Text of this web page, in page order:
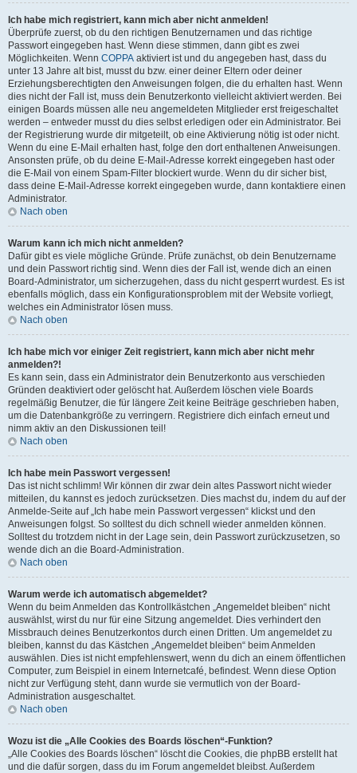
Ich habe mich registriert, kann mich aber nicht anmelden!
Überprüfe zuerst, ob du den richtigen Benutzernamen und das richtige
Passwort eingegeben hast. Wenn diese stimmen, dann gibt es zwei
Möglichkeiten. Wenn COPPA aktiviert ist und du angegeben hast, dass du
unter 13 Jahre alt bist, musst du bzw. einer deiner Eltern oder deiner
Erziehungsberechtigten den Anweisungen folgen, die du erhalten hast. Wenn
dies nicht der Fall ist, muss dein Benutzerkonto vielleicht aktiviert werden. Bei
einigen Boards müssen alle neu angemeldeten Mitglieder erst freigeschaltet
werden – entweder musst du dies selbst erledigen oder ein Administrator. Bei
der Registrierung wurde dir mitgeteilt, ob eine Aktivierung nötig ist oder nicht.
Wenn du eine E-Mail erhalten hast, folge den dort enthaltenen Anweisungen.
Ansonsten prüfe, ob du deine E-Mail-Adresse korrekt eingegeben hast oder
die E-Mail von einem Spam-Filter blockiert wurde. Wenn du dir sicher bist,
dass deine E-Mail-Adresse korrekt eingegeben wurde, dann kontaktiere einen
Administrator.
Nach oben
Warum kann ich mich nicht anmelden?
Dafür gibt es viele mögliche Gründe. Prüfe zunächst, ob dein Benutzername
und dein Passwort richtig sind. Wenn dies der Fall ist, wende dich an einen
Board-Administrator, um sicherzugehen, dass du nicht gesperrt wurdest. Es ist
ebenfalls möglich, dass ein Konfigurationsproblem mit der Website vorliegt,
welches ein Administrator lösen muss.
Nach oben
Ich habe mich vor einiger Zeit registriert, kann mich aber nicht mehr
anmelden?!
Es kann sein, dass ein Administrator dein Benutzerkonto aus verschieden
Gründen deaktiviert oder gelöscht hat. Außerdem löschen viele Boards
regelmäßig Benutzer, die für längere Zeit keine Beiträge geschrieben haben,
um die Datenbankgröße zu verringern. Registriere dich einfach erneut und
nimm aktiv an den Diskussionen teil!
Nach oben
Ich habe mein Passwort vergessen!
Das ist nicht schlimm! Wir können dir zwar dein altes Passwort nicht wieder
mitteilen, du kannst es jedoch zurücksetzen. Dies machst du, indem du auf der
Anmelde-Seite auf „Ich habe mein Passwort vergessen“ klickst und den
Anweisungen folgst. So solltest du dich schnell wieder anmelden können.
Solltest du trotzdem nicht in der Lage sein, dein Passwort zurückzusetzen, so
wende dich an die Board-Administration.
Nach oben
Warum werde ich automatisch abgemeldet?
Wenn du beim Anmelden das Kontrollkästchen „Angemeldet bleiben“ nicht
auswählst, wirst du nur für eine Sitzung angemeldet. Dies verhindert den
Missbrauch deines Benutzerkontos durch einen Dritten. Um angemeldet zu
bleiben, kannst du das Kästchen „Angemeldet bleiben“ beim Anmelden
auswählen. Dies ist nicht empfehlenswert, wenn du dich an einem öffentlichen
Computer, zum Beispiel in einem Internetcafé, befindest. Wenn diese Option
nicht zur Verfügung steht, dann wurde sie vermutlich von der Board-
Administration ausgeschaltet.
Nach oben
Wozu ist die „Alle Cookies des Boards löschen“-Funktion?
„Alle Cookies des Boards löschen“ löscht die Cookies, die phpBB erstellt hat
und die dafür sorgen, dass du im Forum angemeldet bleibst. Außerdem